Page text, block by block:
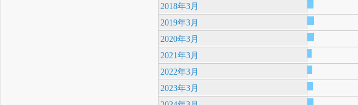
2018年3月
2019年3月
2020年3月
2021年3月
2022年3月
2023年3月